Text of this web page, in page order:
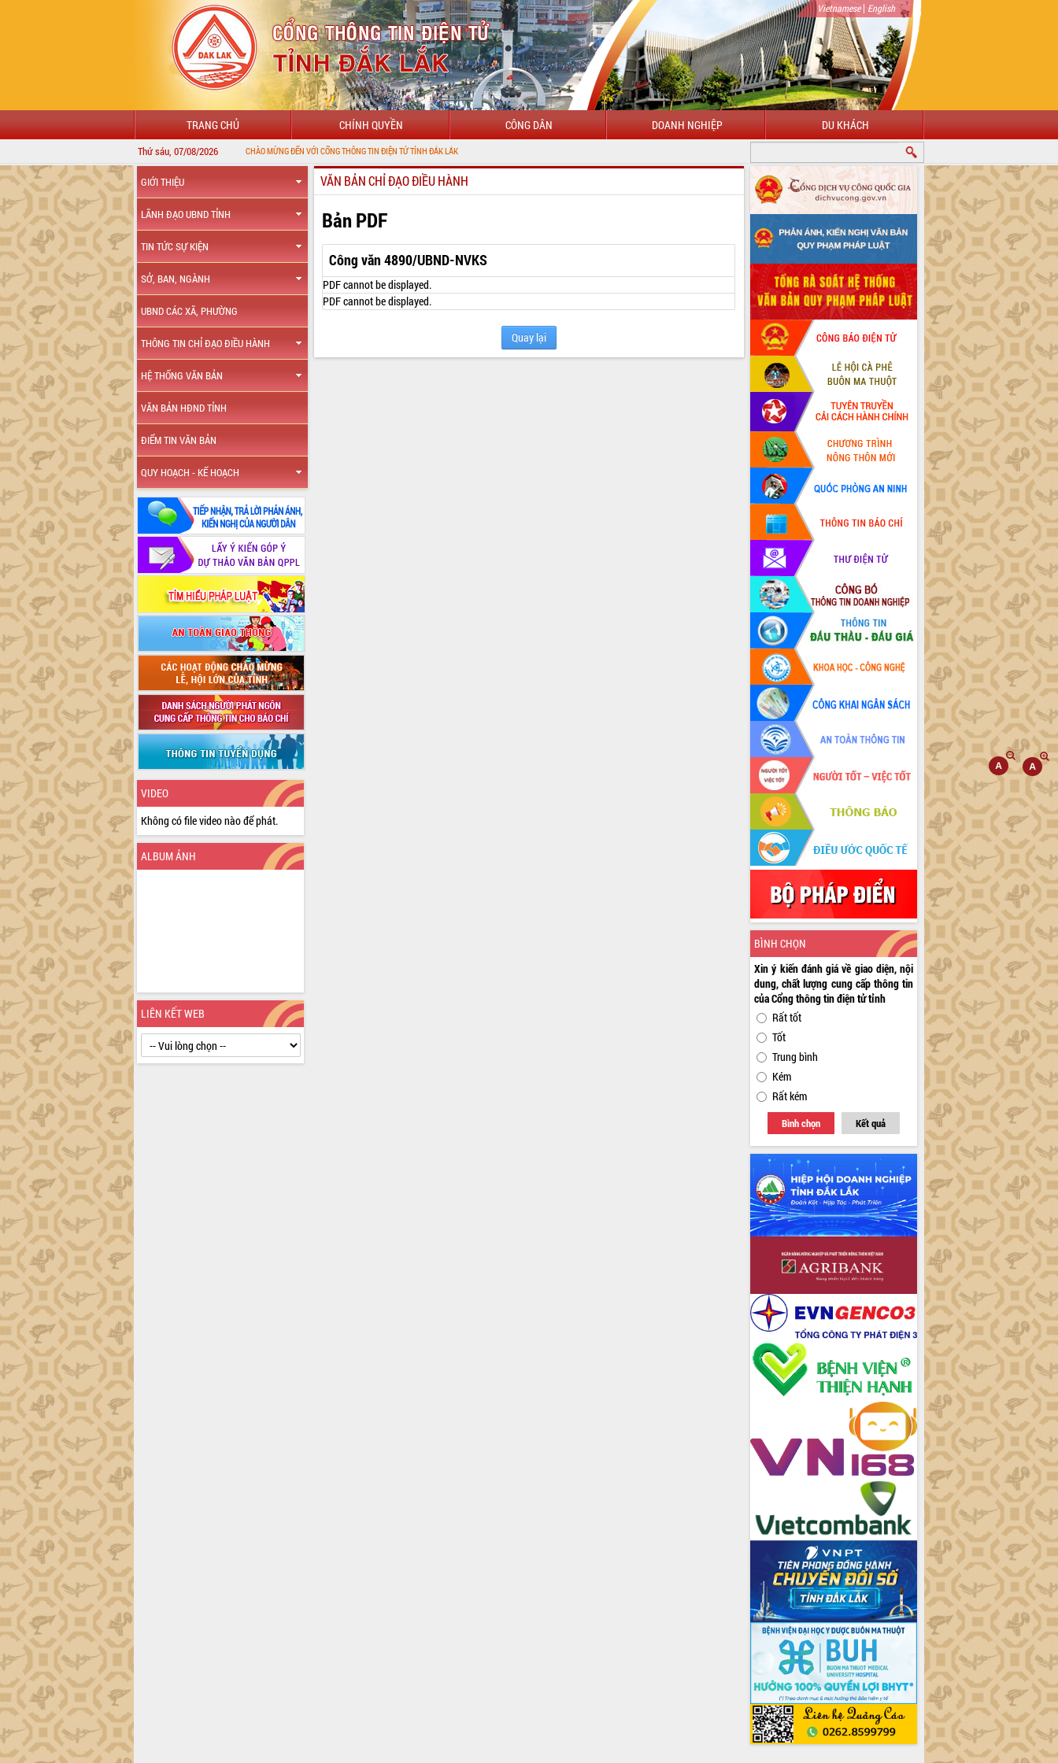
Vietnamese| English
TRANG CHỦ CHÍNH QUYỀN CÔNG DÂN DOANH NGHIỆP DU KHÁCH
Thứ sáu, 07/08/2026 CHÀO MỪNG ĐẾN VỚI CỔNG THÔNG TIN ĐIỆN TỬ TỈNH ĐẮK LẮK
GIỚI THIỆU
LÃNH ĐẠO UBND TỈNH
TIN TỨC SỰ KIỆN
SỞ, BAN, NGÀNH
UBND CÁC XÃ, PHƯỜNG
THÔNG TIN CHỈ ĐẠO ĐIỀU HÀNH
HỆ THỐNG VĂN BẢN
VĂN BẢN HĐND TỈNH
ĐIỂM TIN VĂN BẢN
QUY HOẠCH - KẾ HOẠCH
VIDEO
Không có file video nào để phát.
ALBUM ẢNH
LIÊN KẾT WEB
VĂN BẢN CHỈ ĐẠO ĐIỀU HÀNH
Bản PDF
Công văn 4890/UBND-NVKS
PDF cannot be displayed.
PDF cannot be displayed.
Quay lại
BÌNH CHỌN
Xin ý kiến đánh giá về giao diện, nội
dung, chất lượng cung cấp thông tin
của Cổng thông tin điện tử tỉnh
Rất tốt
Tốt
Trung bình
Kém
Rất kém
Bình chọn Kết quả